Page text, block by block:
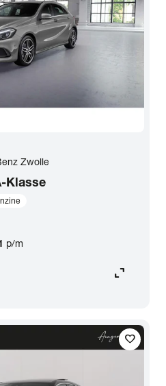
niet aftrekbaar)expand_more
Zwolle
Klasse
p/m
expand_content
favorite